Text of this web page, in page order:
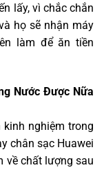
lấy, vì chắc chắn
họ sẽ nhận máy
làm để ăn tiền
Nước Được Nữa
nghiệm trong
chân sạc Huawei
về chất lượng sau